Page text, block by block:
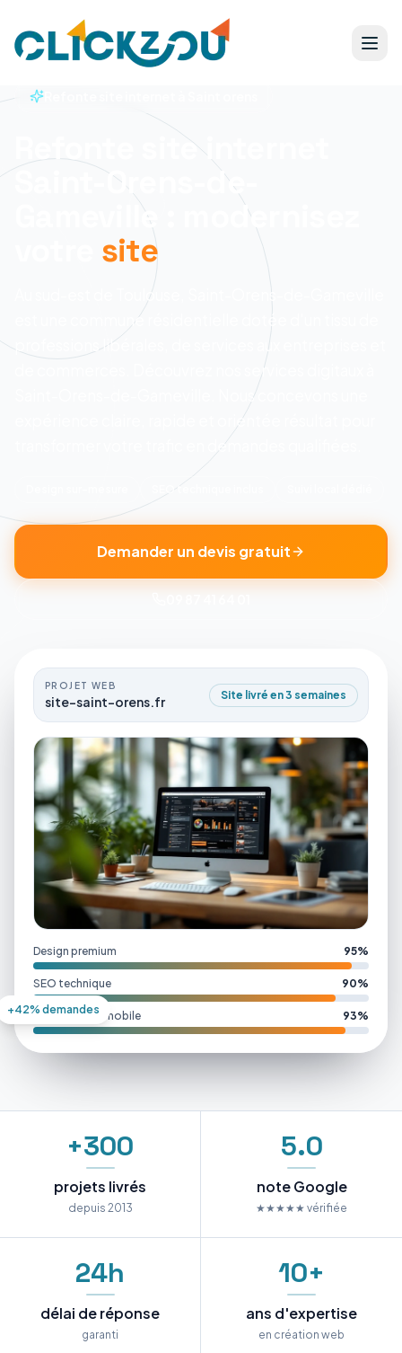
Refonte site internet
Saint-Orens-de-
Gameville : modernisez
site
Au sud-est de Toulouse, Saint-Orens-de-Gameville
est une commune résidentielle dotée d'un tissu de
professions libérales, de services aux entreprises et
de commerces. Découvrez nos services digitaux à
Nous concevons une
expérience claire, rapide et orientée résultat pour
transformer votre trafic en demandes qualifiées.
SEO technique inclus
Demander un devis gratuit
PROJET WEB
site-saint-orens.fr Site livré en 3 semaines
Design premium 95%
SEO technique 90%
Performance mobile 93%
+42% demandes
+300
projets livrés
depuis 2013
5.0
note Google
★★★★★ vérifiée
24h
délai de réponse
garanti
10+
ans d'expertise
en création web